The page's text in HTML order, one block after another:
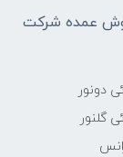
عمده شرکت
دونور
گلنور